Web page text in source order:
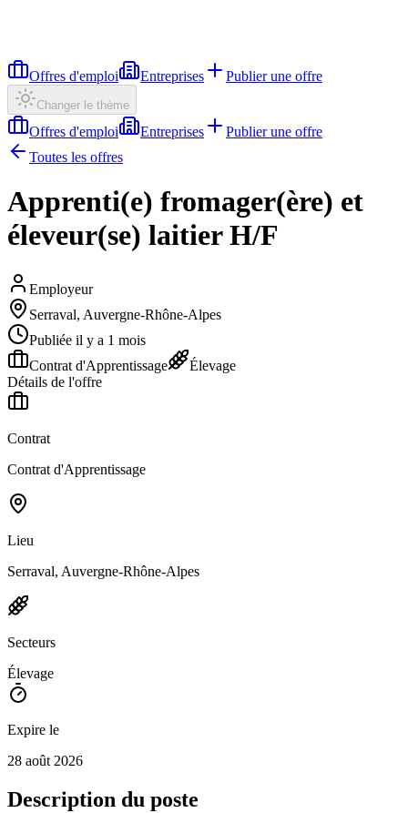
Offres d'emploi Entreprises Publier une offre
Changer le thème
Offres d'emploi Entreprises
Publier une offre
Toutes les offres
Apprenti(e) fromager(ère) et
éleveur(se) laitier H/F
Employeur
Serraval, Auvergne-Rhône-Alpes
Publiée il y a 1 mois
Contrat d'Apprentissage
Élevage
Détails de l'offre
Contrat
Contrat d'Apprentissage
Lieu
Serraval, Auvergne-Rhône-Alpes
Secteurs
Élevage
Expire le
28 août 2026
Description du poste